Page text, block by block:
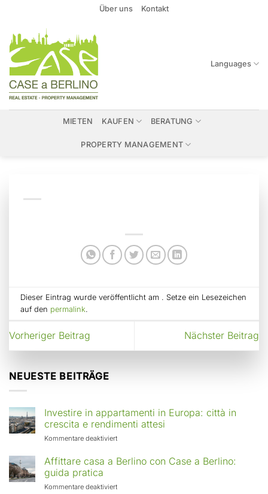
springen
Über uns Kontakt
Languages
MIETEN KAUFEN BERATUNG
PROPERTY MANAGEMENT
Dieser Eintrag wurde veröffentlicht am . Setze ein Lesezeichen
auf den permalink.
Vorheriger Beitrag Nächster Beitrag
NEUESTE BEITRÄGE
Investire in appartamenti in Europa: città in
crescita e rendimenti attesi
Kommentare deaktiviertfür
in
Europa:
Affittare casa a Berlino con Case a Berlino:
guida pratica
Kommentare deaktiviertfür